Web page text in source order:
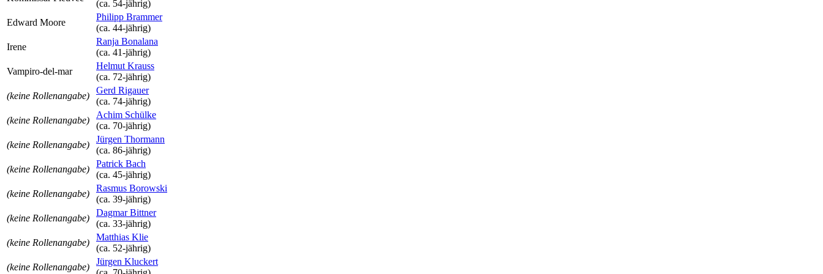
(ca. 54‑jährig)
Edward Moore
Philipp Brammer
(ca. 44‑jährig)
Irene
Ranja Bonalana
(ca. 41‑jährig)
Vampiro-del-mar
Helmut Krauss
(ca. 72‑jährig)
(keine Rollenangabe)
Gerd Rigauer
(ca. 74‑jährig)
(keine Rollenangabe)
Achim Schülke
(ca. 70‑jährig)
(keine Rollenangabe)
Jürgen Thormann
(ca. 86‑jährig)
(keine Rollenangabe)
Patrick Bach
(ca. 45‑jährig)
(keine Rollenangabe)
Rasmus Borowski
(ca. 39‑jährig)
(keine Rollenangabe)
Dagmar Bittner
(ca. 33‑jährig)
(keine Rollenangabe)
Matthias Klie
(ca. 52‑jährig)
(keine Rollenangabe)
Jürgen Kluckert